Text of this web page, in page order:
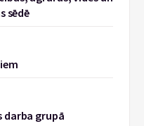
sēdē
darba grupā